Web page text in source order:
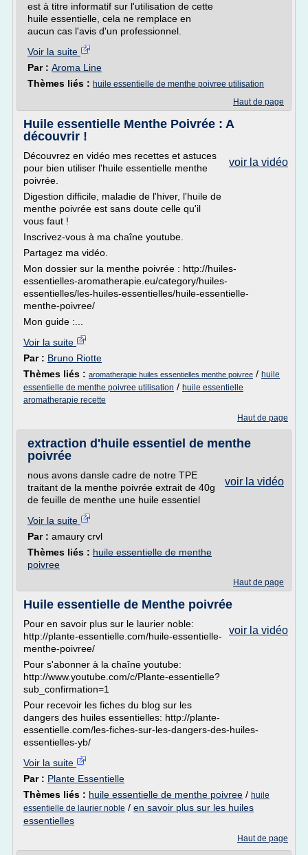
est à titre informatif sur l'utilisation de cette
huile essentielle, cela ne remplace en
aucun cas l'avis d'un professionnel.
Voir la suite
Par : Aroma Line
Thèmes liés : huile essentielle de menthe poivree utilisation
Haut de page
Huile essentielle Menthe Poivrée : A
découvrir !
voir la vidéo
Découvrez en vidéo mes recettes et astuces
pour bien utiliser l'huile essentielle menthe
poivrée.
Digestion difficile, maladie de l'hiver, l'huile de
menthe poivrée est sans doute celle qu'il
vous faut !
Inscrivez-vous à ma chaîne youtube.
Partagez ma vidéo.
Mon dossier sur la menthe poivrée : http://huiles-
essentielles-aromatherapie.eu/category/huiles-
essentielles/les-huiles-essentielles/huile-essentielle-
menthe-poivree/
Mon guide :...
Voir la suite
Par : Bruno Riotte
Thèmes liés : aromatherapie huiles essentielles menthe poivree / huile
essentielle de menthe poivree utilisation / huile essentielle
aromatherapie recette
Haut de page
extraction d'huile essentiel de menthe
poivrée
voir la vidéo
nous avons dansle cadre de notre TPE
traitant de la menthe poivrée extrait de 40g
de feuille de menthe une huile essentiel
Voir la suite
Par : amaury crvl
Thèmes liés : huile essentielle de menthe
poivree
Haut de page
Huile essentielle de Menthe poivrée
voir la vidéo
Pour en savoir plus sur le laurier noble:
http://plante-essentielle.com/huile-essentielle-
menthe-poivree/
Pour s'abonner à la chaîne youtube:
http://www.youtube.com/c/Plante-essentielle?
sub_confirmation=1
Pour recevoir les fiches du blog sur les
dangers des huiles essentielles: http://plante-
essentielle.com/les-fiches-sur-les-dangers-des-huiles-
essentielles-yb/
Voir la suite
Par : Plante Essentielle
Thèmes liés : huile essentielle de menthe poivree / huile
essentielle de laurier noble / en savoir plus sur les huiles
essentielles
Haut de page